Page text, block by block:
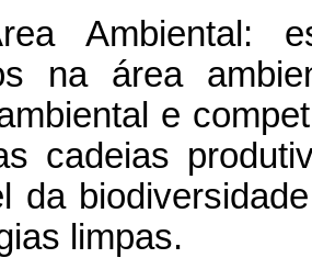
Ambiental:
na área
e
cadeias
da
limpas.